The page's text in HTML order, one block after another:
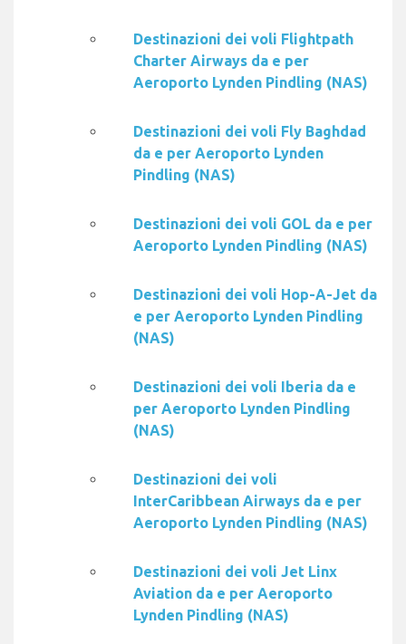
Destinazioni dei voli Flightpath
Charter Airways da e per
Aeroporto Lynden Pindling (NAS)
Destinazioni dei voli Fly Baghdad
da e per Aeroporto Lynden
Pindling (NAS)
Destinazioni dei voli GOL da e per
Aeroporto Lynden Pindling (NAS)
Destinazioni dei voli Hop-A-Jet da
e per Aeroporto Lynden Pindling
(NAS)
Destinazioni dei voli Iberia da e
per Aeroporto Lynden Pindling
(NAS)
Destinazioni dei voli
InterCaribbean Airways da e per
Aeroporto Lynden Pindling (NAS)
Destinazioni dei voli Jet Linx
Aviation da e per Aeroporto
Lynden Pindling (NAS)